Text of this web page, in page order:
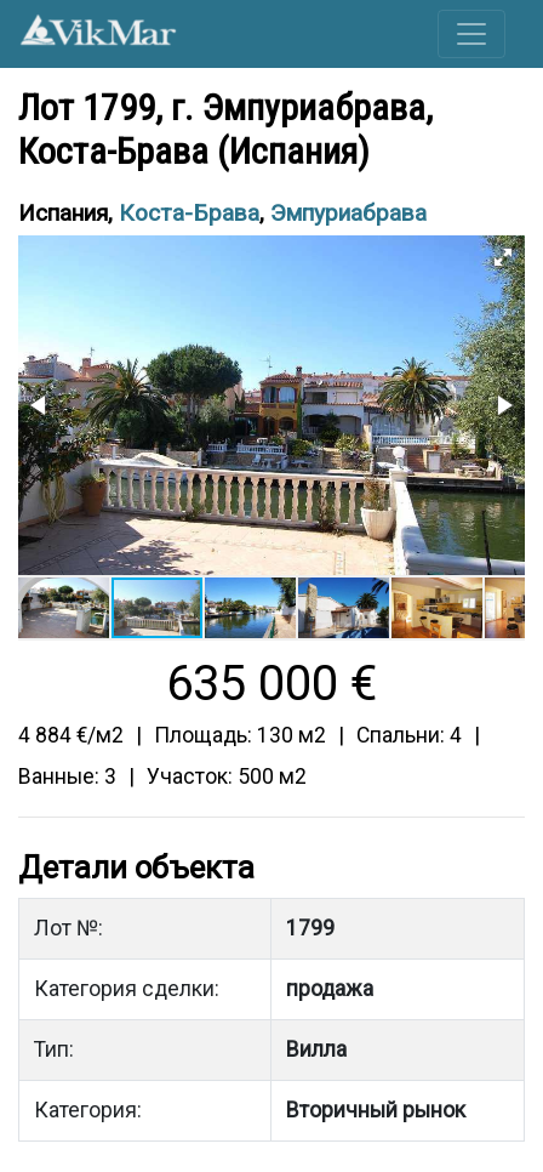
Лот 1799, г. Эмпуриабрава,
Коста-Брава (Испания)
Испания, Коста-Брава, Эмпуриабрава
635 000 €
4 884 €/м2 Площадь: 130 м2
Спальни: 4
Ванные: 3
Участок: 500 м2
Детали объекта
Лот №: 1799
Категория сделки: продажа
Тип: Вилла
Категория: Вторичный рынок